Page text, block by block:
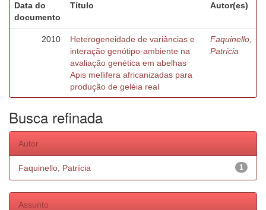
Data do
documento
Título Autor(es)
2010
Heterogeneidade de variâncias e
interação genótipo-ambiente na
avaliação genética em abelhas
Apis mellifera africanizadas para
produção de geléia real
Faquinello,
Patrícia
Busca refinada
Autor
1
Faquinello, Patrícia
Assunto